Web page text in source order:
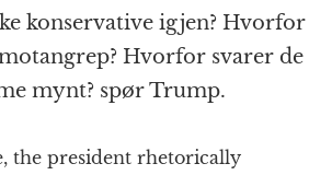
konservative igjen? Hvorfor
Hvorfor svarer de
mynt? spør Trump.
the president rhetorically